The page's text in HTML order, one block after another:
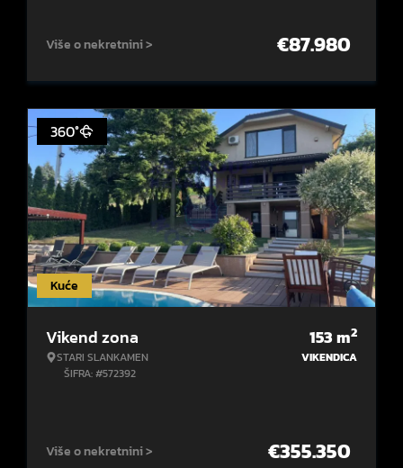
Više o nekretnini > €87.980
Kuće
360°
Vikend zona
STARI SLANKAMEN
ŠIFRA: #572392
153m2
VIKENDICA
Više o nekretnini > €355.350